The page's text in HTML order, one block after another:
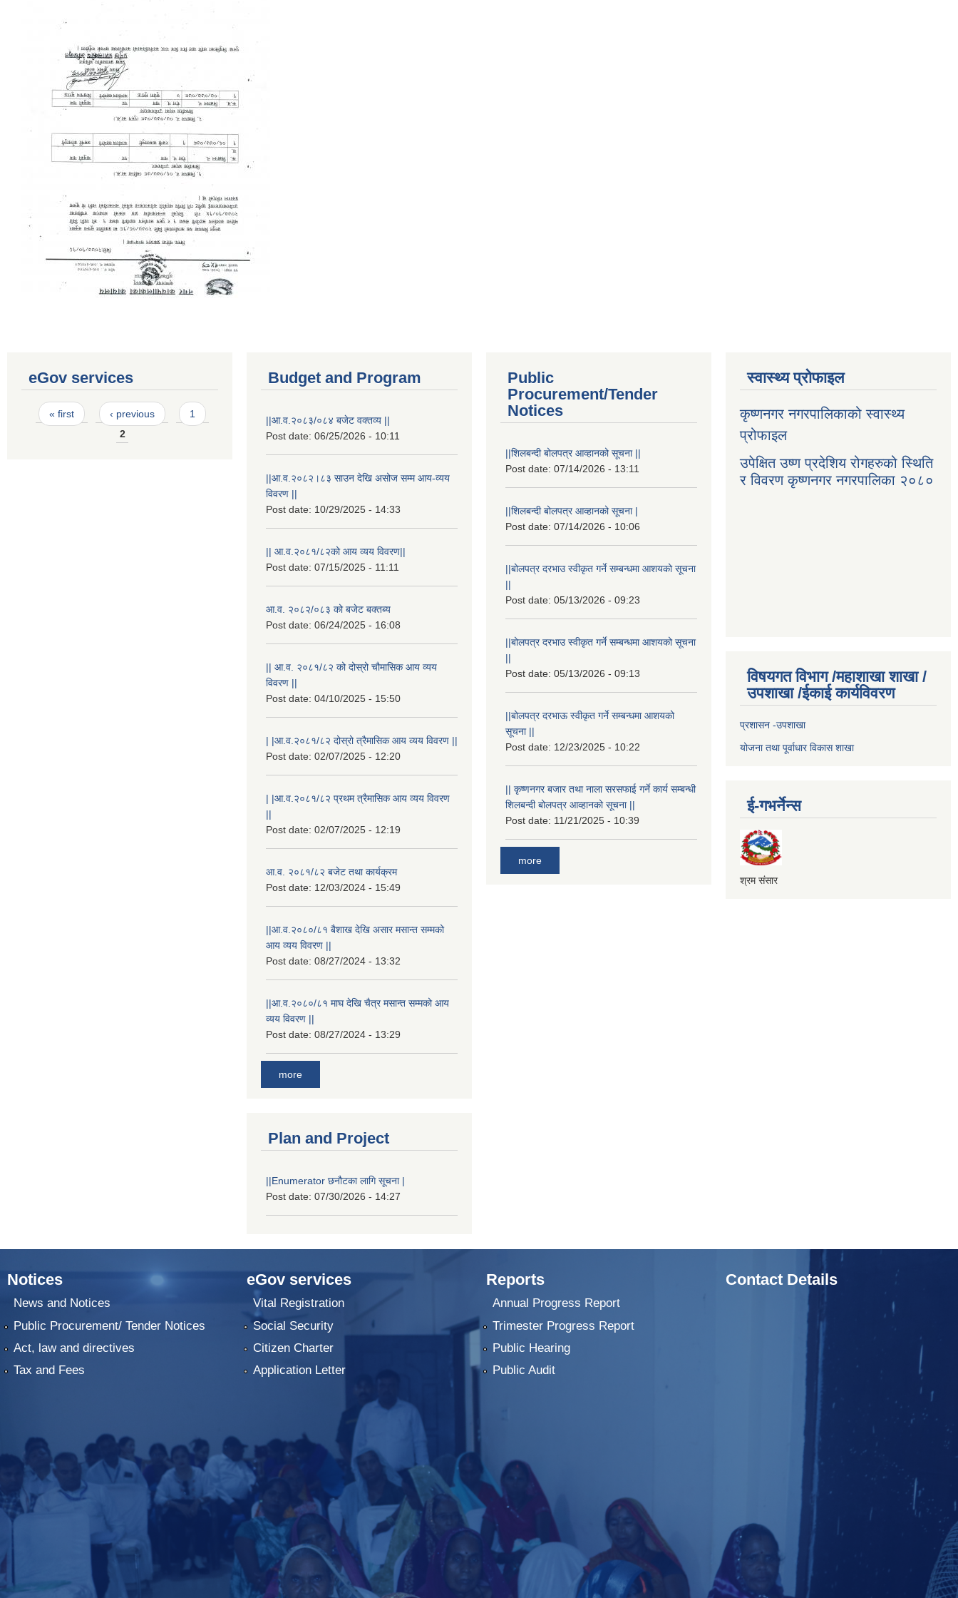
eGov services
Pages
« first ‹ previous
1
2
Budget and Program
||आ.व.२०८३/०८४ बजेट वक्तव्य ||
Post date: 06/25/2026 - 10:11
||आ.व.२०८२।८३ साउन देखि असोज सम्म आय-व्यय
विवरण ||
Post date: 10/29/2025 - 14:33
|| आ.व.२०८१/८२को आय व्यय विवरण||
Post date: 07/15/2025 - 11:11
आ.व. २०८२/०८३ को बजेट बक्तब्य
Post date: 06/24/2025 - 16:08
|| आ.व. २०८१/८२ को दोस्रो चौमासिक आय व्यय
विवरण ||
Post date: 04/10/2025 - 15:50
| |आ.व.२०८१/८२ दोस्रो त्रैमासिक आय व्यय विवरण ||
Post date: 02/07/2025 - 12:20
| |आ.व.२०८१/८२ प्रथम त्रैमासिक आय व्यय विवरण
||
Post date: 02/07/2025 - 12:19
आ.व. २०८१/८२ बजेट तथा कार्यक्रम
Post date: 12/03/2024 - 15:49
||आ.व.२०८०/८१ बैशाख देखि असार मसान्त सम्मको
आय व्यय विवरण ||
Post date: 08/27/2024 - 13:32
||आ.व.२०८०/८१ माघ देखि चैत्र मसान्त सम्मको आय
व्यय विवरण ||
Post date: 08/27/2024 - 13:29
more
Plan and Project
||Enumerator छनौटका लागि सूचना |
Post date: 07/30/2026 - 14:27
Public
Procurement/Tender
Notices
||शिलबन्दी बोलपत्र आव्हानको सूचना ||
Post date: 07/14/2026 - 13:11
||शिलबन्दी बोलपत्र आव्हानको सूचना |
Post date: 07/14/2026 - 10:06
||बोलपत्र दरभाउ स्वीकृत गर्ने सम्बन्धमा आशयको सूचना
||
Post date: 05/13/2026 - 09:23
||बोलपत्र दरभाउ स्वीकृत गर्ने सम्बन्धमा आशयको सूचना
||
Post date: 05/13/2026 - 09:13
||बोलपत्र दरभाऊ स्वीकृत गर्ने सम्बन्धमा आशयको
सूचना ||
Post date: 12/23/2025 - 10:22
|| कृष्णनगर बजार तथा नाला सरसफाई गर्ने कार्य सम्बन्धी
शिलबन्दी बोलपत्र आव्हानको सूचना ||
Post date: 11/21/2025 - 10:39
more
स्वास्थ्य प्रोफाइल
कृष्णनगर नगरपालिकाको स्वास्थ्य
प्रोफाइल
उपेक्षित उष्ण प्रदेशिय रोगहरुको स्थिति
र विवरण कृष्णनगर नगरपालिका २०८०
विषयगत विभाग /महाशाखा शाखा /
उपशाखा /ईकाई कार्यविवरण
प्रशासन -उपशाखा
योजना तथा पूर्वाधार विकास शाखा
ई-गभर्नेन्स
श्रम संसार
Notices
News and Notices
Public Procurement/ Tender Notices
Act, law and directives
Tax and Fees
eGov services
Vital Registration
Social Security
Citizen Charter
Application Letter
Reports
Annual Progress Report
Trimester Progress Report
Public Hearing
Public Audit
Contact Details